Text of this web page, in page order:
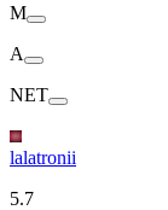
M
A
NET
lalatronii
5.7